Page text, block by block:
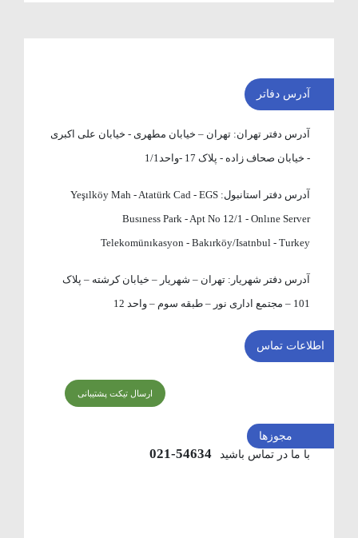
آدرس دفاتر
آدرس دفتر تهران: تهران – خیابان مطهری - خیابان علی اکبری
- خیابان صحاف زاده - پلاک 17 -واحد1/1
آدرس دفتر استانبول: Yeşılköy Mah - Atatürk Cad - EGS
Busıness Park - Apt No 12/1 - Onlıne Server
Telekomünıkasyon - Bakırköy/Isatnbul - Turkey
آدرس دفتر شهریار:تهران – شهریار – خیابان کرشته – پلاک
101 – مجتمع اداری نور – طبقه سوم – واحد 12
اطلاعات تماس
ارسال تیکت پشتیبانی
با ما در تماس باشید 54634-021
مجوزها